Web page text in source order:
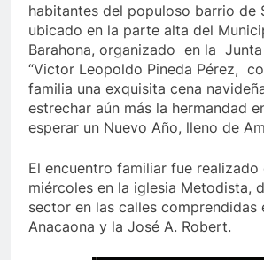
habitantes del populoso barrio de
ubicado en la parte alta del
Barahona, organizado en la
“Victor Leopoldo Pineda Pérez,
familia una exquisita cena
estrechar aún más la hermandad
esperar un Nuevo Año, lleno de
El encuentro familiar fue realizado
miércoles en la iglesia Metodista,
sector en las calles comprendidas
Anacaona y la José A. Robert.